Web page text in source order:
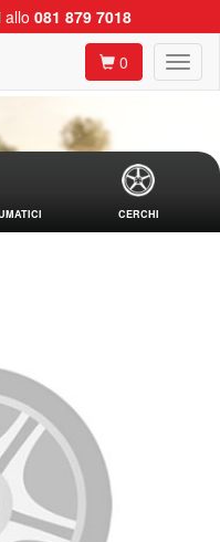
allo 081 879 7018
0
CERCHI